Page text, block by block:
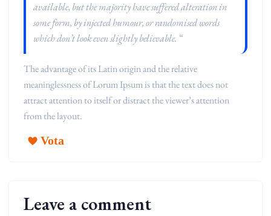
available, but the majority have suffered alteration in
some form, by injected humour, or randomised words
which don’t look even slightly believable. “
The advantage of its Latin origin and the relative
meaninglessness of Lorum Ipsum is that the text does not
attract attention to itself or distract the viewer’s attention
from the layout.
Vota
Leave a comment